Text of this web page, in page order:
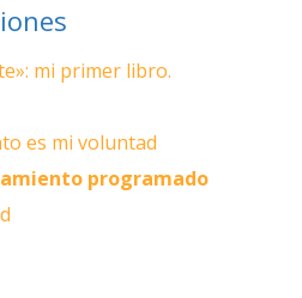
mi primer libro.
es mi voluntad
programado